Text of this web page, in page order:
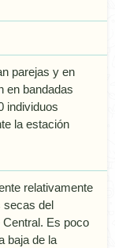
parejas y en
en bandadas
individuos
la estación
relativamente
secas del
Central. Es poco
baja de la